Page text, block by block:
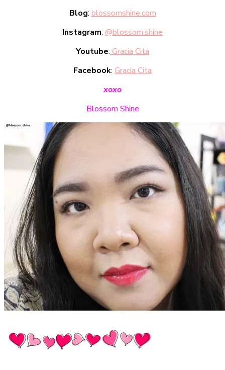
Blog: blossomshine.com
Instagram: @blossom.shine
Youtube: Gracia Cita
Facebook: Gracia Cita
xoxo
Blossom Shine